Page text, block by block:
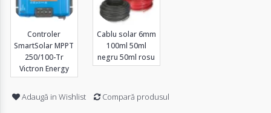
Controler
SmartSolar MPPT
250/100-Tr
Victron Energy
Cablu solar 6mm
100ml 50ml
negru 50ml rosu
Adaugă in Wishlist Compară produsul